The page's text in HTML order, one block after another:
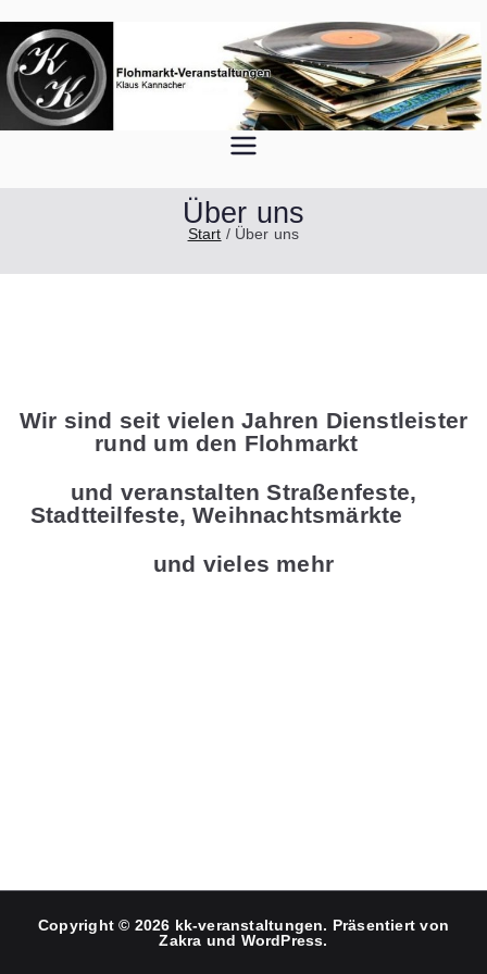
Inhalt
springen
veranstaltu
ngen
Just another WordPress site
Über uns
Start Über uns
Wir sind seit vielen Jahren Dienstleister
rund um den Flohmarkt
und veranstalten Straßenfeste,
Stadtteilfeste, Weihnachtsmärkte
und vieles mehr
Copyright © 2026 kk-veranstaltungen. Präsentiert von
Zakra und WordPress.